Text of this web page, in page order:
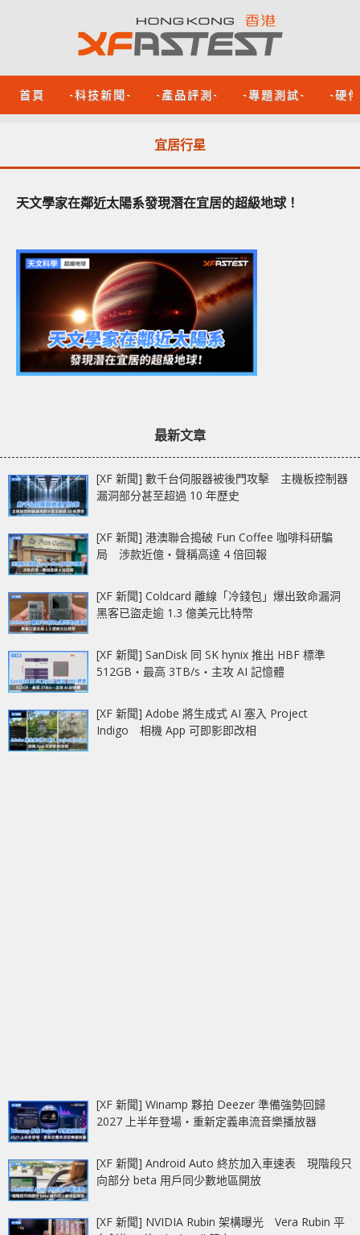
首頁 -科技新聞- -產品評測- -專題測試- -硬
宜居行星
天文學家在鄰近太陽系發現潛在宜居的超級地球！
最新文章
[XF 新聞] 數千台伺服器被後門攻擊 主機板控制器
漏洞部分甚至超過 10 年歷史
[XF 新聞] 港澳聯合搗破 Fun Coffee 咖啡科研騙
局 涉款近億‧聲稱高達 4 倍回報
[XF 新聞] Coldcard 離線「冷錢包」爆出致命漏洞
黑客已盜走逾 1.3 億美元比特幣
[XF 新聞] SanDisk 同 SK hynix 推出 HBF 標準
512GB‧最高 3TB/s‧主攻 AI 記憶體
[XF 新聞] Adobe 將生成式 AI 塞入 Project
Indigo 相機 App 可即影即改相
[XF 新聞] Winamp 夥拍 Deezer 準備強勢回歸
2027 上半年登場‧重新定義串流音樂播放器
[XF 新聞] Android Auto 終於加入車速表 現階段只
向部分 beta 用戶同少數地區開放
[XF 新聞] NVIDIA Rubin 架構曝光 Vera Rubin 平